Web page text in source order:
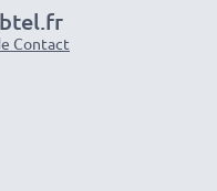
Contact